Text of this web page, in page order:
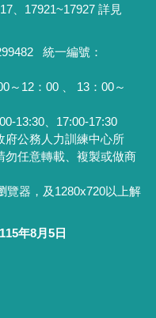
、17921~17927 詳見
統一編號：
～12：00 、 13：00～
13:30、17:00-17:30
府公務人力訓練中心所
勿任意轉載、複製或做商
覽器，及1280x720以上解
115年8月5日